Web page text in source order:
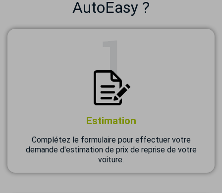
AutoEasy ?
Estimation
Complétez le formulaire pour effectuer votre
demande d'estimation de prix de reprise de votre
voiture.